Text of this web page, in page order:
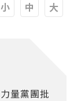
量黨團批